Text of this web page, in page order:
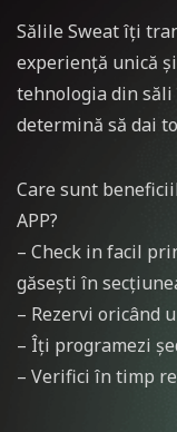
Sălile Sweat îți
experiență unică
tehnologia din
determină să dai
Care sunt
APP?
– Check in facil
găsești în
– ⁠Rezervi oricând
– ⁠Îți programezi
– ⁠Verifici în timp